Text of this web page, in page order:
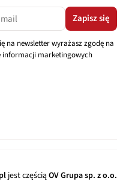
Zapisz się
na newsletter wyrażasz zgodę na
informacji marketingowych
jest częścią OV Grupa sp. z o.o.